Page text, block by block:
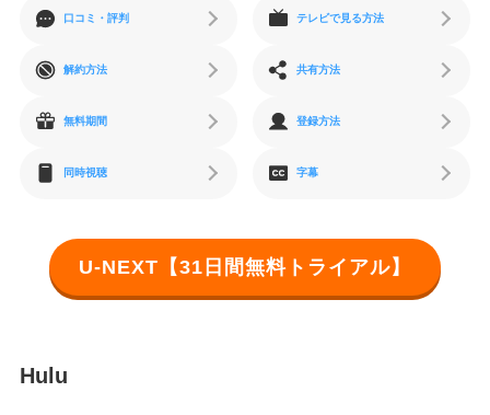
口コミ・評判 テレビで見る方法
解約方法 共有方法
無料期間 登録方法
同時視聴 字幕
U-NEXT【31日間無料トライアル】
Hulu